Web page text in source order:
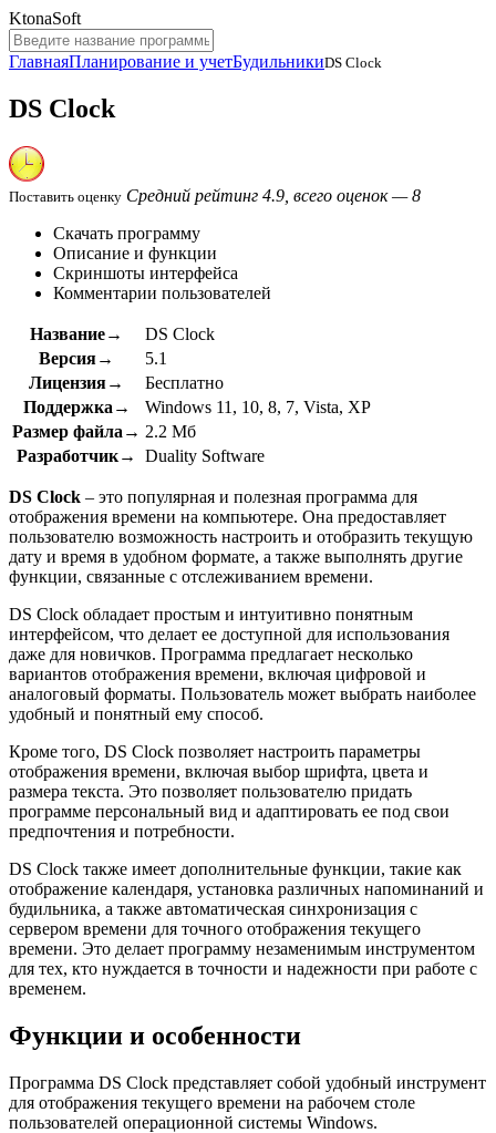
KtonaSoft
ГлавнаяПланирование и учетБудильникиDS Clock
DS Clock
Поставить оценку Средний рейтинг 4.9, всего оценок — 8
Скачать программу
Описание и функции
Скриншоты интерфейса
Комментарии пользователей
Название→
DS Clock
Версия→
5.1
Лицензия→
Бесплатно
Поддержка→
Windows 11, 10, 8, 7, Vista, XP
Размер файла→ 2.2 Мб
Разработчик→
Duality Software
DS Clock – это популярная и полезная программа для
отображения времени на компьютере. Она предоставляет
пользователю возможность настроить и отобразить текущую
дату и время в удобном формате, а также выполнять другие
функции, связанные с отслеживанием времени.
DS Clock обладает простым и интуитивно понятным
интерфейсом, что делает ее доступной для использования
даже для новичков. Программа предлагает несколько
вариантов отображения времени, включая цифровой и
аналоговый форматы. Пользователь может выбрать наиболее
удобный и понятный ему способ.
Кроме того, DS Clock позволяет настроить параметры
отображения времени, включая выбор шрифта, цвета и
размера текста. Это позволяет пользователю придать
программе персональный вид и адаптировать ее под свои
предпочтения и потребности.
DS Clock также имеет дополнительные функции, такие как
отображение календаря, установка различных напоминаний и
будильника, а также автоматическая синхронизация с
сервером времени для точного отображения текущего
времени. Это делает программу незаменимым инструментом
для тех, кто нуждается в точности и надежности при работе с
временем.
Функции и особенности
Программа DS Clock представляет собой удобный инструмент
для отображения текущего времени на рабочем столе
пользователей операционной системы Windows.